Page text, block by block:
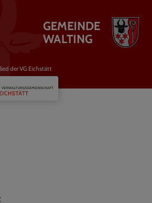
GEMEINDE
WALTING
der VG Eichstätt